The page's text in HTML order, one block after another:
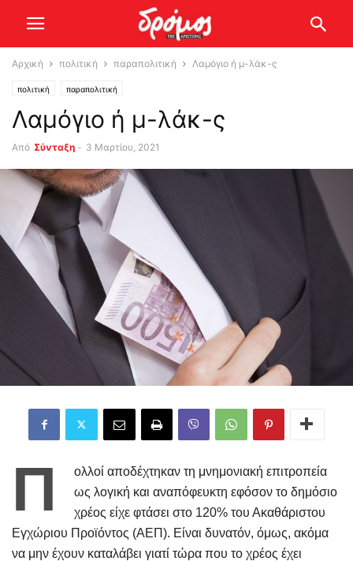
Αρχική πολιτική παραπολιτική Λαμόγιο ή μ-λάκ-ς
πολιτική παραπολιτική
Λαμόγιο ή μ-λάκ-ς
Από Σύνταξη - 3 Μαρτίου, 2021
Π
ολλοί αποδέχτηκαν τη μνημονιακή επιτροπεία
ως λογική και αναπόφευκτη εφόσον το δημόσιο
χρέος είχε φτάσει στο 120% του Ακαθάριστου
Εγχώριου Προϊόντος (ΑΕΠ). Είναι δυνατόν, όμως, ακόμα
να μην έχουν καταλάβει γιατί τώρα που το χρέος έχει